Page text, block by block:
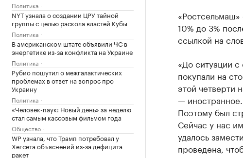
Политика
NYT узнала о создании ЦРУ тайной
группы с целью раскола властей Кубы
Политика
В американском штате объявили ЧС в
энергетике из-за конфликта на Украине
Политика
Рубио пошутил о межгалактических
проблемах в ответ на вопрос про
Украину
Политика
«Человек-паук: Новый день» за неделю
стал самым кассовым фильмом года
Общество
WP узнала, что Трамп потребовал у
Хегсета объяснений из-за дефицита
ракет
10% до 3%
ссылкой на
«До ситуации
покупали на
этой четверти
—
Поэтому был
Сейчас у нас
удалось
проведена,